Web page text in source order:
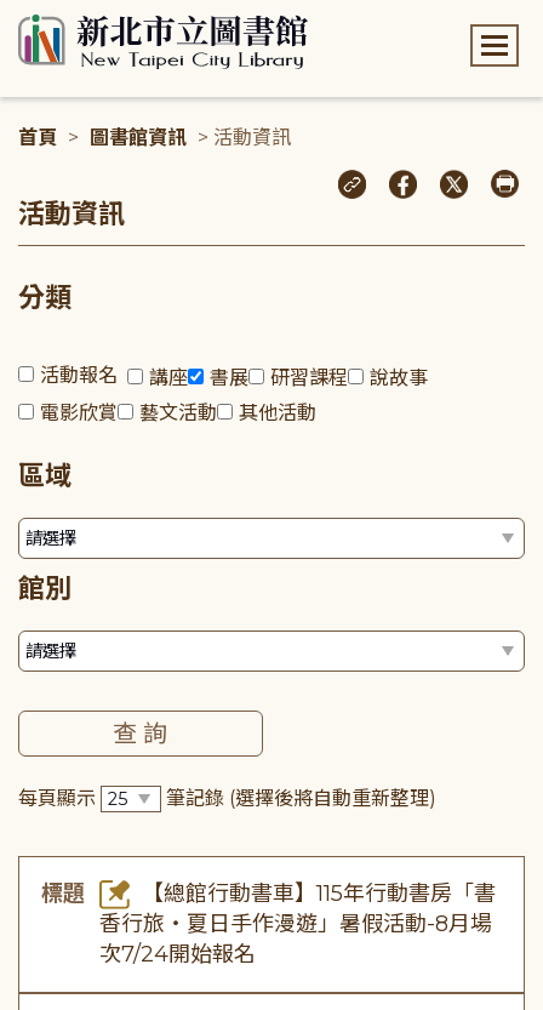
首頁 > 圖書館資訊 > 活動資訊
活動資訊
分類
活動報名 講座 書展 研習課程
說故事
電影欣賞
藝文活動 其他活動
區域
館別
每頁顯示 筆記錄 (選擇後將自動重新整理)
標題
【總館行動書車】115年行動書房「書
香行旅・夏日手作漫遊」暑假活動-8月場
次7/24開始報名